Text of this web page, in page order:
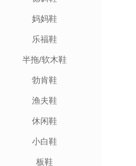
妈妈鞋
乐福鞋
半拖/软木鞋
勃肯鞋
渔夫鞋
休闲鞋
小白鞋
板鞋